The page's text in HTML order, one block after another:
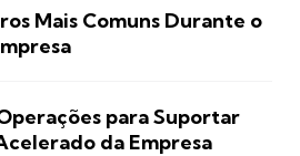
Mais Comuns Durante o
para Suportar
da Empresa